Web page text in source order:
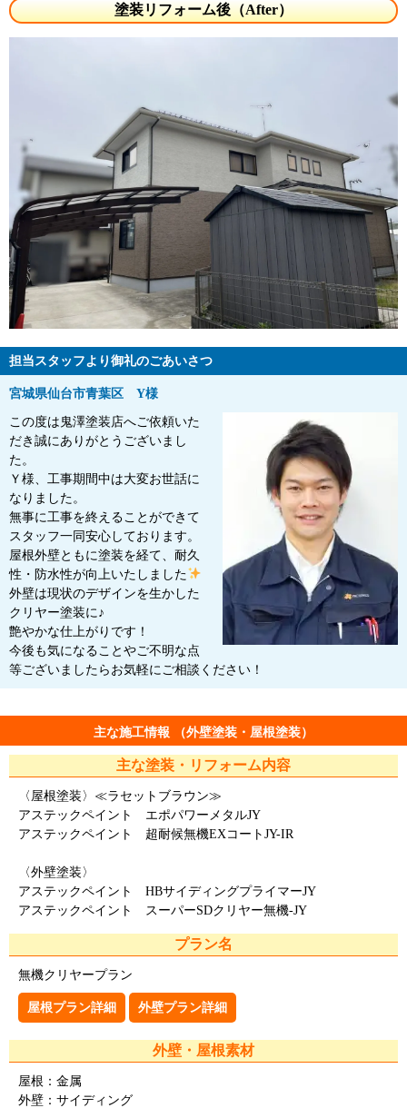
塗装リフォーム後（After）
担当スタッフより御礼のごあいさつ
宮城県仙台市青葉区 Y様
この度は鬼澤塗装店へご依頼いた
だき誠にありがとうございまし
た。
Ｙ様、工事期間中は大変お世話に
なりました。
無事に工事を終えることができて
スタッフ一同安心しております。
屋根外壁ともに塗装を経て、耐久
性・防水性が向上いたしました
外壁は現状のデザインを生かした
クリヤー塗装に♪
艶やかな仕上がりです！
今後も気になることやご不明な点
等ございましたらお気軽にご相談ください！
主な施工情報 （外壁塗装・屋根塗装）
主な塗装・リフォーム内容
〈屋根塗装〉≪ラセットブラウン≫
アステックペイント エポパワーメタルJY
アステックペイント 超耐候無機EXコートJY-IR
〈外壁塗装〉
アステックペイント HBサイディングプライマーJY
アステックペイント スーパーSDクリヤー無機-JY
プラン名
無機クリヤープラン
屋根プラン詳細 外壁プラン詳細
外壁・屋根素材
屋根：金属
外壁：サイディング